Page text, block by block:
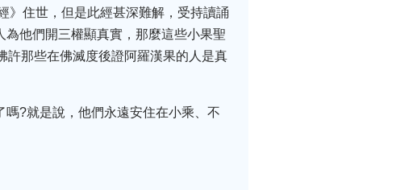
》住世，但是此經甚深難解，受持讀誦
他們開三權顯真實，那麼這些小果聖
許那些在佛滅度後證阿羅漢果的人是真
?就是說，他們永遠安住在小乘、不